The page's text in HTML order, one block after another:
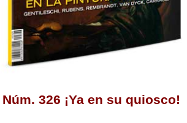
Núm. 326 ¡Ya en su quiosco!